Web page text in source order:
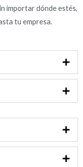
importar dónde estés,
tu empresa.